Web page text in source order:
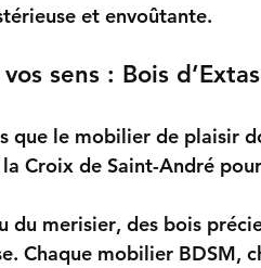
et envoûtante.
sens : Bois
que le mobilier de plaisir
Croix de Saint-André
du merisier, des bois
Chaque mobilier BDSM,